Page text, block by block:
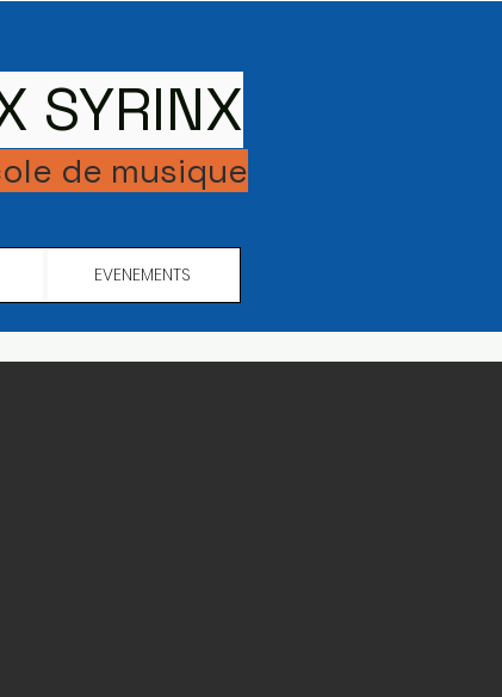
de musique
SYRINX
EVENEMENTS